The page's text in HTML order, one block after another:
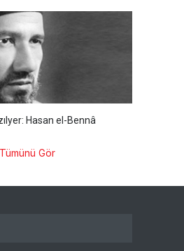
Hasan el-Bennâ
Tümünü Gör